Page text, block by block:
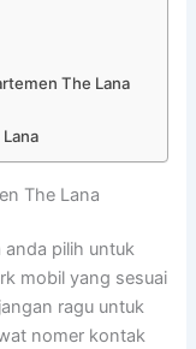
The Lana
The Lana
anda pilih untuk
mobil yang sesuai
ragu untuk
nomer kontak